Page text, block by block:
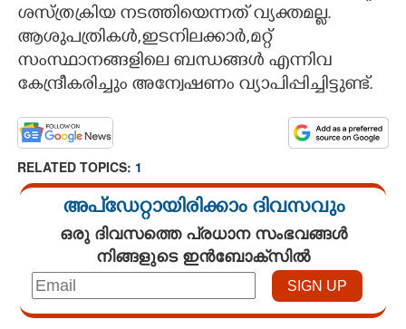
ശസ്ത്രക്രിയ നടത്തിയെന്നത് വ്യക്തമല്ല.
ആശുപത്രികൾ,ഇടനിലക്കാർ,മറ്റ്
സംസ്ഥാനങ്ങളിലെ ബന്ധങ്ങൾ എന്നിവ
കേന്ദ്രീകരിച്ചും അന്വേഷണം വ്യാപിപ്പിച്ചിട്ടുണ്ട്.
RELATED TOPICS: 1
അപ്ഡേറ്റായിരിക്കാം ദിവസവും
ഒരു ദിവസത്തെ പ്രധാന സംഭവങ്ങൾ
നിങ്ങളുടെ ഇൻബോക്സിൽ